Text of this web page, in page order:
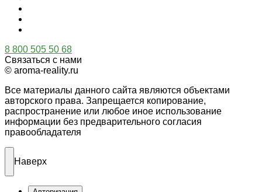
8 800 505 50 68
Связаться с нами
© aroma-reality.ru
Все материалы данного сайта являются объектами
авторского права. Запрещается копирование,
распространение или любое иное использование
информации без предварительного согласия
правообладателя
Наверх